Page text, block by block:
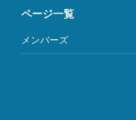
ページ一覧
メンバーズ